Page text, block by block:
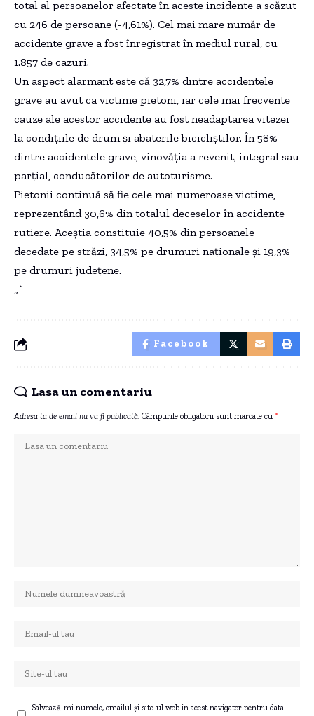
total al persoanelor afectate în aceste incidente a scăzut
cu 246 de persoane (-4,61%). Cel mai mare număr de
accidente grave a fost înregistrat în mediul rural, cu
1.857 de cazuri.
Un aspect alarmant este că 32,7% dintre accidentele
grave au avut ca victime pietoni, iar cele mai frecvente
cauze ale acestor accidente au fost neadaptarea vitezei
la condiţiile de drum şi abaterile bicicliştilor. În 58%
dintre accidentele grave, vinovăţia a revenit, integral sau
parţial, conducătorilor de autoturisme.
Pietonii continuă să fie cele mai numeroase victime,
reprezentând 30,6% din totalul deceselor în accidente
rutiere. Aceștia constituie 40,5% din persoanele
decedate pe străzi, 34,5% pe drumuri naţionale şi 19,3%
pe drumuri judeţene.
„`
Facebook
Lasa un comentariu
Adresa ta de email nu va fi publicată. Câmpurile obligatorii sunt marcate cu *
Salvează-mi numele, emailul și site-ul web în acest navigator pentru data